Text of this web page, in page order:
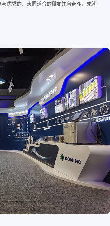
优秀的、志同道合的朋友并肩奋斗，成就